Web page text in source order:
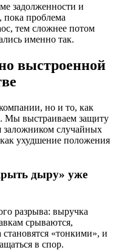
задолженности и
пока проблема
тем сложнее потом
именно так.
выстроенной
но и то, как
Мы выстраиваем защиту
заложником случайных
ухудшение положения
дыру» уже
разрыва: выручка
срываются,
становятся «тонкими», и
в спор.